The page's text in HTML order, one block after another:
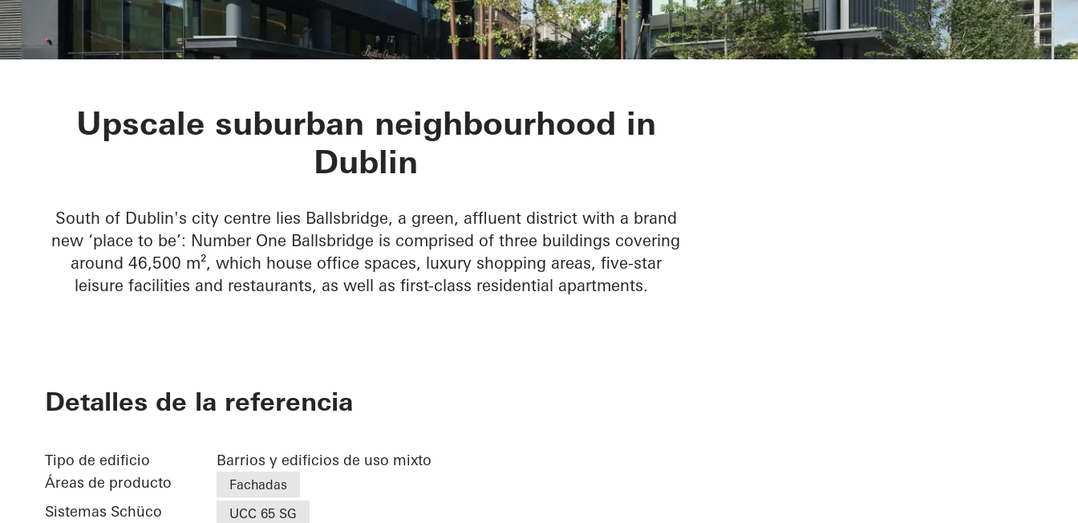
No 1 Ballsbridge
Upscale suburban neighbourhood in
Dublin
South of Dublin's city centre lies Ballsbridge, a green, affluent district with a brand
new ‘place to be’: Number One Ballsbridge is comprised of three buildings covering
around 46,500 m², which house office spaces, luxury shopping areas, five-star
leisure facilities and restaurants, as well as first-class residential apartments.
Detalles de la referencia
Tipo de edificio
Barrios y edificios de uso mixto
Áreas de producto
Fachadas
Sistemas Schüco UCC 65 SG